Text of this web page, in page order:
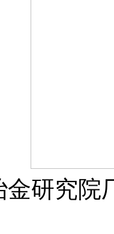
金研究院